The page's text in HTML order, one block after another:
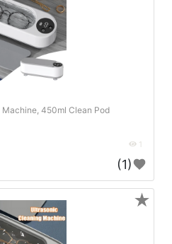
450ml Clean Pod
1
(1)
★